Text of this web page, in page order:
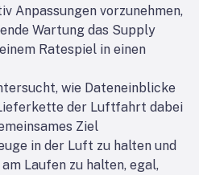
Anpassungen vorzunehmen,
Wartung das Supply
Ratespiel in einen
wie Dateneinblicke
der Luftfahrt dabei
Ziel
in der Luft zu halten und
Laufen zu halten, egal,